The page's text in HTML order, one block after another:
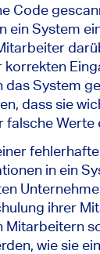
Code
ein System
das System
dass sie
falsche Werte
in ein
ihrer
Mitarbeitern
wie sie ein